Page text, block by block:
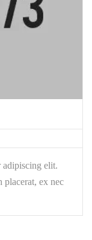
adipiscing elit.
placerat, ex nec